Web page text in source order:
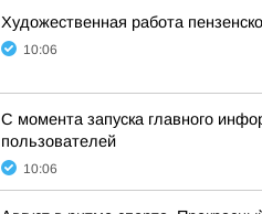
Художественная работа
10:06
С момента запуска главного
пользователей
10:06